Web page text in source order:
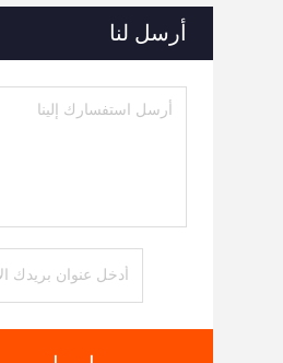
أرسل لنا